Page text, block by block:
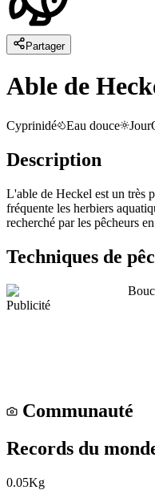
Partager
Able de
Cyprinidé Eau douce Jour
Description
L'able de Heckel est un très
fréquente les herbiers
recherché par les pêcheurs
Techniques de
Publicité
Communauté
Records du
0.05Kg